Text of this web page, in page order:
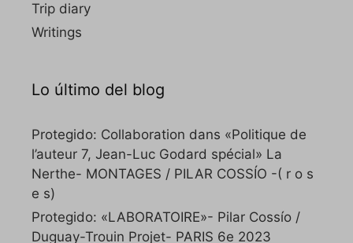
Trip diary
Writings
Lo último del blog
Protegido: Collaboration dans «Politique de
l’auteur 7, Jean-Luc Godard spécial» La
Nerthe- MONTAGES / PILAR COSSÍO -( r o s
e s)
Protegido: «LABORATOIRE»- Pilar Cossío /
Duguay-Trouin Projet- PARIS 6e 2023